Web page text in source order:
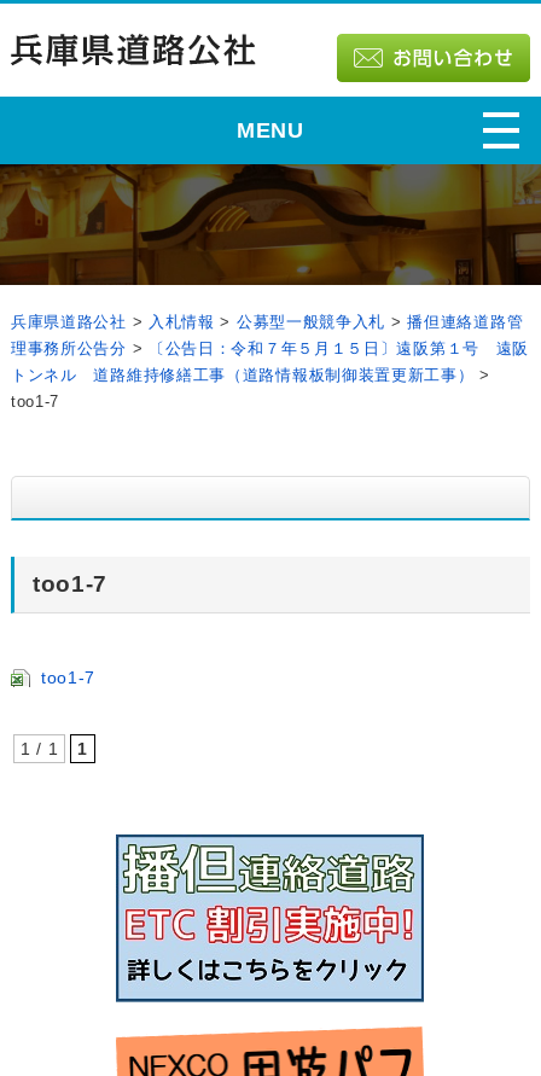
MENU
兵庫県道路公社 > 入札情報 > 公募型一般競争入札 >播但連絡道路管
理事務所公告分 >
〔公告日：令和７年５月１５日〕遠阪第１号 遠阪
トンネル 道路維持修繕工事（道路情報板制御装置更新工事）
>
too1-7
too1-7
too1-7
1 / 1 1